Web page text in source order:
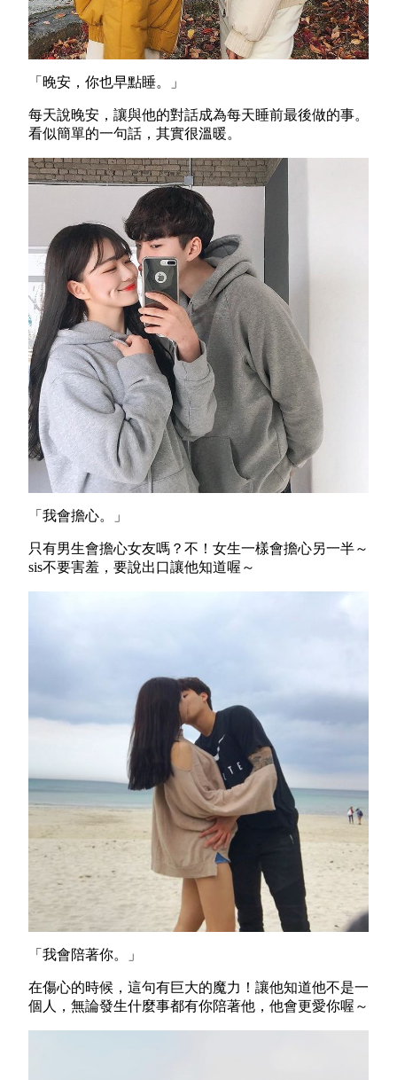
「晚安，你也早點睡。」
每天說晚安，讓與他的對話成為每天睡前最後做的事。
看似簡單的一句話，其實很溫暖。
「我會擔心。」
只有男生會擔心女友嗎？不！女生一樣會擔心另一半～
sis不要害羞，要說出口讓他知道喔～
「我會陪著你。」
在傷心的時候，這句有巨大的魔力！讓他知道他不是一
個人，無論發生什麼事都有你陪著他，他會更愛你喔～